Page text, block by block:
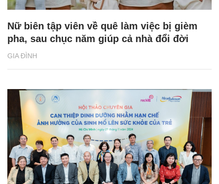
GIA ĐÌNH
Nữ biên tập viên về quê làm việc bị gièm
pha, sau chục năm giúp cả nhà đổi đời